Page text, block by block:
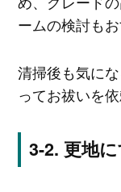
ームの検討もお
清掃後も気に
ってお祓いを
更地